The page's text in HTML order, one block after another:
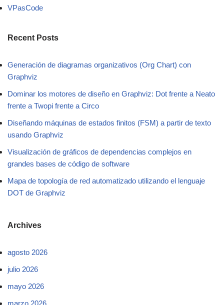
VPasCode
Recent Posts
Generación de diagramas organizativos (Org Chart) con
Graphviz
Dominar los motores de diseño en Graphviz: Dot frente a Neato
frente a Twopi frente a Circo
Diseñando máquinas de estados finitos (FSM) a partir de texto
usando Graphviz
Visualización de gráficos de dependencias complejos en
grandes bases de código de software
Mapa de topología de red automatizado utilizando el lenguaje
DOT de Graphviz
Archives
agosto 2026
julio 2026
mayo 2026
marzo 2026